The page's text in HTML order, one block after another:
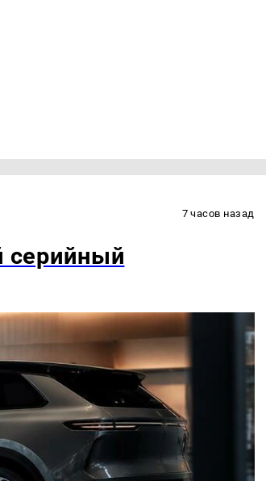
7 часов назад
серийный